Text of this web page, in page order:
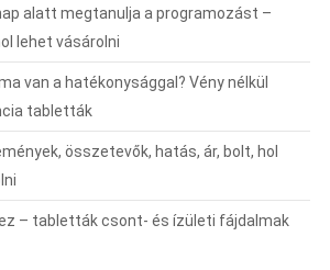
alatt megtanulja a programozást –
lehet vásárolni
van a hatékonysággal? Vény nélkül
tabletták
összetevők, hatás, ár, bolt, hol
– tabletták csont- és ízületi fájdalmak